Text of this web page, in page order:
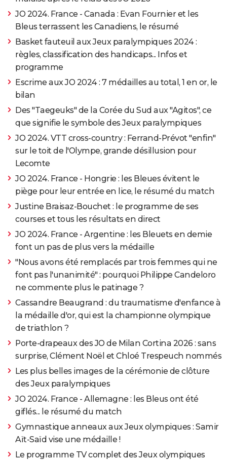
JO 2024. France - Canada : Evan Fournier et les
Bleus terrassent les Canadiens, le résumé
Basket fauteuil aux Jeux paralympiques 2024 :
règles, classification des handicaps... Infos et
programme
Escrime aux JO 2024 : 7 médailles au total, 1 en or, le
bilan
Des "Taegeuks" de la Corée du Sud aux "Agitos", ce
que signifie le symbole des Jeux paralympiques
JO 2024. VTT cross-country : Ferrand-Prévot "enfin"
sur le toit de l'Olympe, grande désillusion pour
Lecomte
JO 2024. France - Hongrie : les Bleues évitent le
piège pour leur entrée en lice, le résumé du match
Justine Braisaz-Bouchet : le programme de ses
courses et tous les résultats en direct
JO 2024. France - Argentine : les Bleuets en demie
font un pas de plus vers la médaille
"Nous avons été remplacés par trois femmes qui ne
font pas l'unanimité" : pourquoi Philippe Candeloro
ne commente plus le patinage ?
Cassandre Beaugrand : du traumatisme d'enfance à
la médaille d'or, qui est la championne olympique
de triathlon ?
Porte-drapeaux des JO de Milan Cortina 2026 : sans
surprise, Clément Noël et Chloé Trespeuch nommés
Les plus belles images de la cérémonie de clôture
des Jeux paralympiques
JO 2024. France - Allemagne : les Bleus ont été
giflés... le résumé du match
Gymnastique anneaux aux Jeux olympiques : Samir
Aït-Saïd vise une médaille !
Le programme TV complet des Jeux olympiques